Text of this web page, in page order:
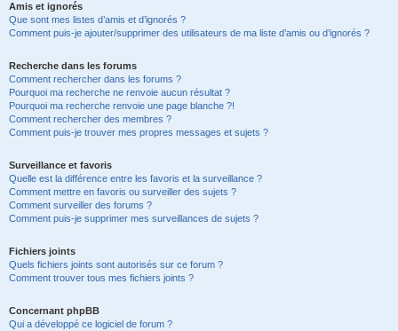
Amis et ignorés
Que sont mes listes d’amis et d’ignorés ?
Comment puis-je ajouter/supprimer des utilisateurs de ma liste d’amis ou d’ignorés ?
Recherche dans les forums
Comment rechercher dans les forums ?
Pourquoi ma recherche ne renvoie aucun résultat ?
Pourquoi ma recherche renvoie une page blanche ?!
Comment rechercher des membres ?
Comment puis-je trouver mes propres messages et sujets ?
Surveillance et favoris
Quelle est la différence entre les favoris et la surveillance ?
Comment mettre en favoris ou surveiller des sujets ?
Comment surveiller des forums ?
Comment puis-je supprimer mes surveillances de sujets ?
Fichiers joints
Quels fichiers joints sont autorisés sur ce forum ?
Comment trouver tous mes fichiers joints ?
Concernant phpBB
Qui a développé ce logiciel de forum ?